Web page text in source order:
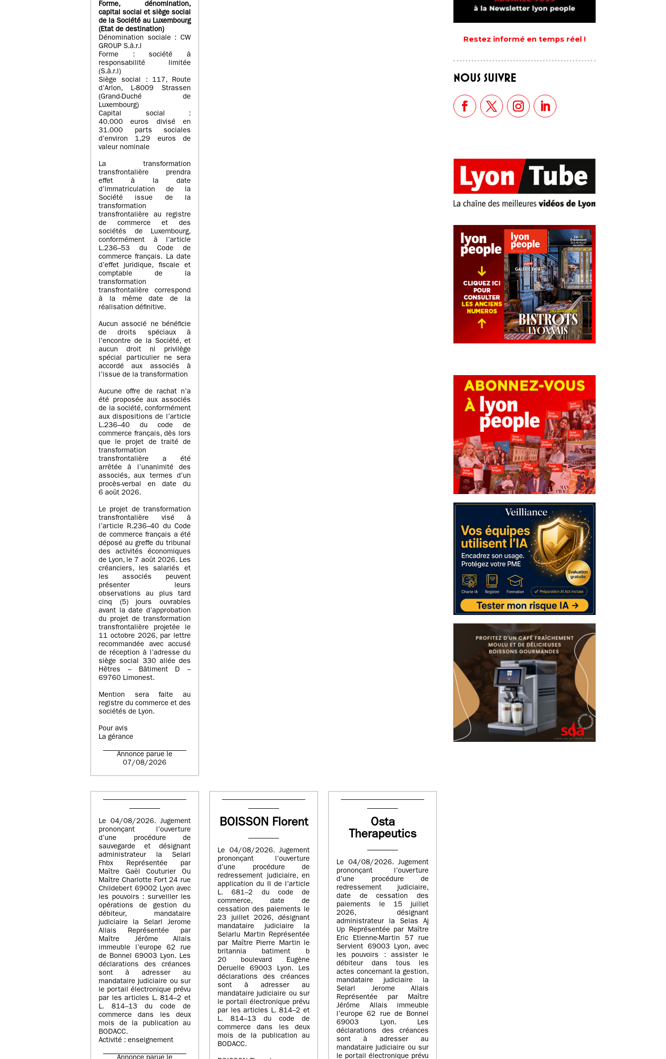
Forme, dénomination,
capital social et siège social
de la Société au Luxembourg
(Etat de destination)
Dénomination sociale : CW
GROUP S.à.r.l
Forme : société à
responsabilité limitée
(S.à.r.l)
Siège social : 117, Route
d’Arlon, L-8009 Strassen
(Grand-Duché de
Luxembourg)
Capital social :
40.000 euros divisé en
31.000 parts sociales
d’environ 1,29 euros de
valeur nominale
La transformation
transfrontalière prendra
effet à la date
d’immatriculation de la
Société issue de la
transformation
transfrontalière au registre
de commerce et des
sociétés de Luxembourg,
conformément à l’article
L.236–53 du Code de
commerce français. La date
d’effet juridique, fiscale et
comptable de la
transformation
transfrontalière correspond
à la même date de la
réalisation définitive.
Aucun associé ne bénéficie
de droits spéciaux à
l’encontre de la Société, et
aucun droit ni privilège
spécial particulier ne sera
accordé aux associés à
l’issue de la transformation
Aucune offre de rachat n’a
été proposée aux associés
de la société, conformément
aux dispositions de l’article
L.236–40 du code de
commerce français, dès lors
que le projet de traité de
transformation
transfrontalière a été
arrêtée à l’unanimité des
associés, aux termes d’un
procès-verbal en date du
6 août 2026.
Le projet de transformation
transfrontalière visé à
l’article R.236–40 du Code
de commerce français a été
déposé au greffe du tribunal
des activités économiques
de Lyon, le 7 août 2026. Les
créanciers, les salariés et
les associés peuvent
présenter leurs
observations au plus tard
cinq (5) jours ouvrables
avant la date d’approbation
du projet de transformation
transfrontalière projetée le
11 octobre 2026, par lettre
recommandée avec accusé
de réception à l’adresse du
siège social 330 allée des
Hêtres – Bâtiment D –
69760 Limonest.
Mention sera faite au
registre du commerce et des
sociétés de Lyon.
Pour avis
La gérance
Annonce parue le
07/08/2026
Le 04/08/2026. Jugement
prononçant l’ouverture
d’une procédure de
sauvegarde et désignant
administrateur la Selarl
Fhbx Représentée par
Maître Gaël Couturier Ou
Maître Charlotte Fort 24 rue
Childebert 69002 Lyon avec
les pouvoirs : surveiller les
opérations de gestion du
débiteur, mandataire
judiciaire la Selarl Jerome
Allais Représentée par
Maître Jérôme Allais
immeuble l’europe 62 rue
de Bonnel 69003 Lyon. Les
déclarations des créances
sont à adresser au
mandataire judiciaire ou sur
le portail électronique prévu
par les articles L. 814–2 et
L. 814–13 du code de
commerce dans les deux
mois de la publication au
BODACC.
Activité : enseignement
BOISSON Florent
Le 04/08/2026. Jugement
prononçant l’ouverture
d’une procédure de
redressement judiciaire, en
application du II de l’article
L. 681–2 du code de
commerce, date de
cessation des paiements le
23 juillet 2026, désignant
mandataire judiciaire la
Selarlu Martin Représentée
par Maître Pierre Martin le
britannia batiment b
20 boulevard Eugène
Deruelle 69003 Lyon. Les
déclarations des créances
sont à adresser au
mandataire judiciaire ou sur
le portail électronique prévu
par les articles L. 814–2 et
L. 814–13 du code de
commerce dans les deux
mois de la publication au
BODACC.
Osta
Therapeutics
Le 04/08/2026. Jugement
prononçant l’ouverture
d’une procédure de
redressement judiciaire,
date de cessation des
paiements le 15 juillet
2026, désignant
administrateur la Selas Aj
Up Représentée par Maître
Eric Etienne-Martin 57 rue
Servient 69003 Lyon, avec
les pouvoirs : assister le
débiteur dans tous les
actes concernant la gestion,
mandataire judiciaire la
Selarl Jerome Allais
Représentée par Maître
Jérôme Allais immeuble
l’europe 62 rue de Bonnel
69003 Lyon. Les
déclarations des créances
sont à adresser au
mandataire judiciaire ou sur
le portail électronique prévu
Restez informé en temps réel !
NOUS SUIVRE